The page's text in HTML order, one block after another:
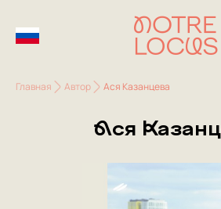
Главная Автор Ася Казанцева
Ася